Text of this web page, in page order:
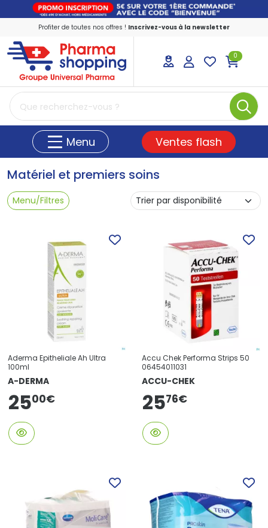
Profiter de toutes nos offres ! Inscrivez-vous à la newsletter
PharmaShopping Votre pharmacie en
0
Menu Ventes flash
Matériel et premiers soins
Menu/Filtres
Aderma Epitheliale Ah Ultra
100ml
A-DERMA
2500€
Accu Chek Performa Strips 50
06454011031
ACCU-CHEK
2576€